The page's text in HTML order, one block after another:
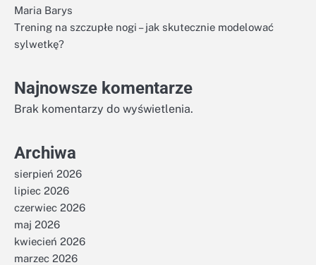
Maria Barys
Trening na szczupłe nogi – jak skutecznie modelować
sylwetkę?
Najnowsze komentarze
Brak komentarzy do wyświetlenia.
Archiwa
sierpień 2026
lipiec 2026
czerwiec 2026
maj 2026
kwiecień 2026
marzec 2026